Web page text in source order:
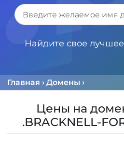
Найдите свое
Главная › Домены ›
Цены на
.BRACKNELL-